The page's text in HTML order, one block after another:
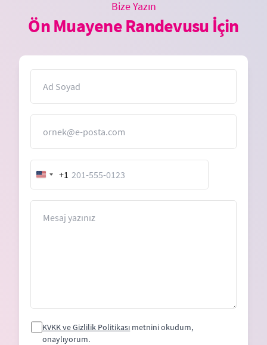
Bize Yazın
Ön Muayene Randevusu İçin
United
States
+1
KVKK ve Gizlilik Politikası metnini okudum,
onaylıyorum.